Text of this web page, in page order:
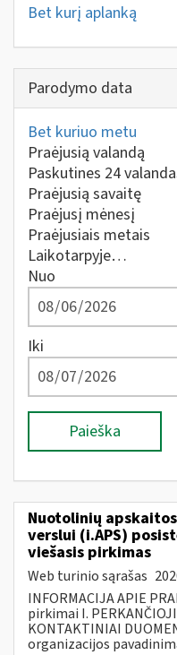
Bet kurį aplanką
Parodymo data
Bet kuriuo metu
Praėjusią valandą
Paskutines 24
Praėjusią savaitę
Praėjusį mėnesį
Praėjusiais metais
Laikotarpyje…
Nuo
Iki
Paieška
Nuotolinių
verslui (i.APS)
viešasis pirkimas
Web turinio sąrašas
INFORMACIJA APIE
pirkimai I.
KONTAKTINIAI
organizacijos